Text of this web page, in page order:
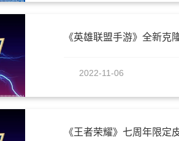
《英雄联盟手游》全新克
2022-11-06
《王者荣耀》七周年限定